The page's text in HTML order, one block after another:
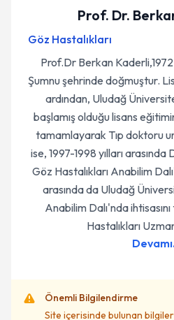
Prof. Dr.
Göz Hastalıkları
Prof.Dr Berkan Kaderli,1972
Şumnu şehrinde doğmuştur.
ardından, Uludağ
başlamış olduğu lisans
tamamlayarak Tıp doktoru
ise, 1997-1998 yılları
Göz Hastalıkları Anabilim
arasında da Uludağ
Anabilim Dalı'nda
Hastalıkları
Önemli Bilgilendirme
Site içerisinde bulunan bilgiler